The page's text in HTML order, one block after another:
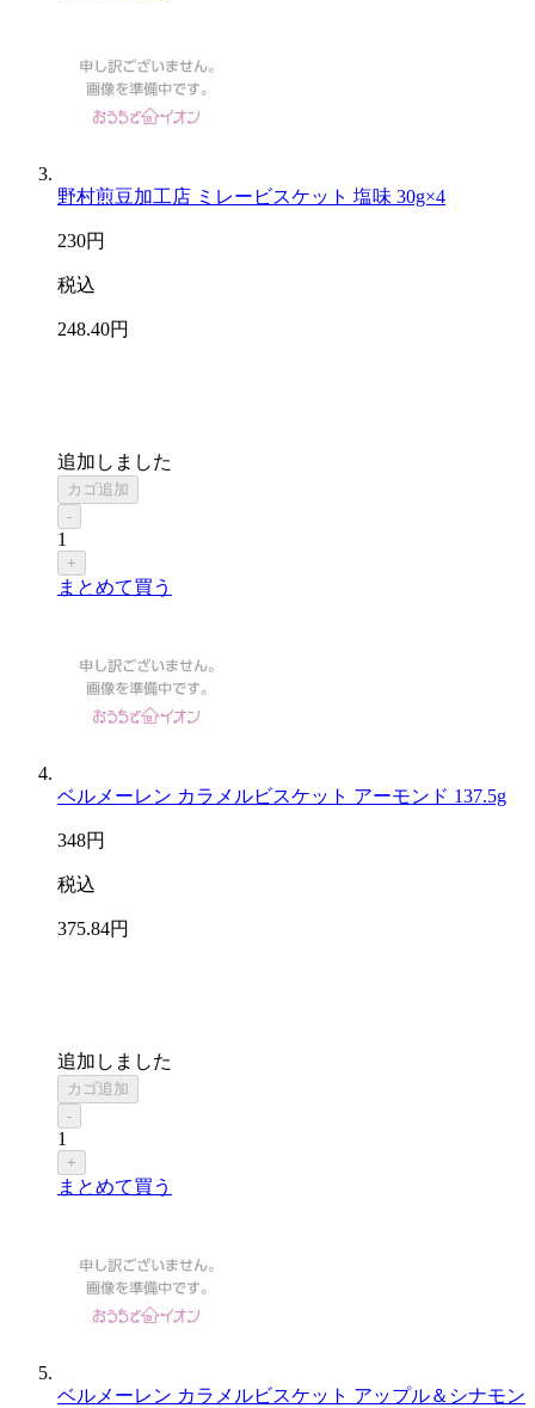
野村煎豆加工店 ミレービスケット 塩味 30g×4
230円
税込
248.40円
追加しました
カゴ追加
-
1
+
まとめて買う
ベルメーレン カラメルビスケット アーモンド 137.5g
348円
税込
375.84円
追加しました
カゴ追加
-
1
+
まとめて買う
ベルメーレン カラメルビスケット アップル＆シナモン